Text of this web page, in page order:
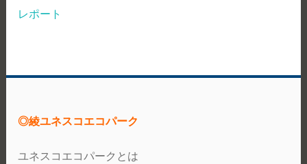
レポート
◎綾ユネスコエコパーク
ユネスコエコパークとは